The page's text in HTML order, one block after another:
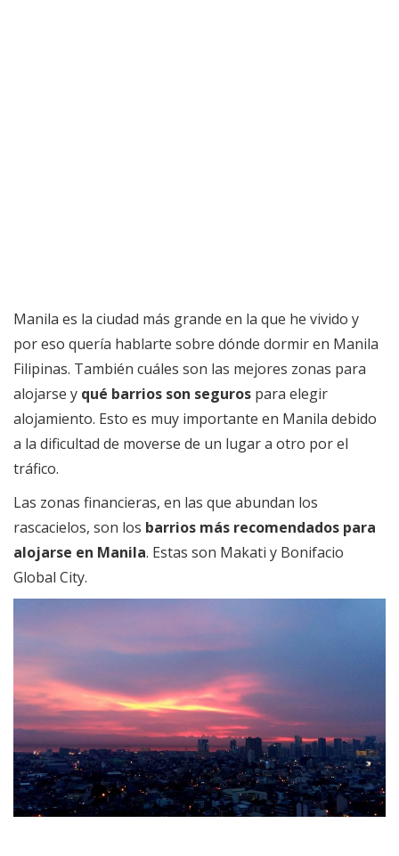
Manila es la ciudad más grande en la que he vivido y
por eso quería hablarte sobre dónde dormir en Manila
Filipinas. También cuáles son las mejores zonas para
alojarse y qué barrios son seguros para elegir
alojamiento. Esto es muy importante en Manila debido
a la dificultad de moverse de un lugar a otro por el
tráfico.
Las zonas financieras, en las que abundan los
rascacielos, son los barrios más recomendados para
alojarse en Manila. Estas son Makati y Bonifacio
Global City.